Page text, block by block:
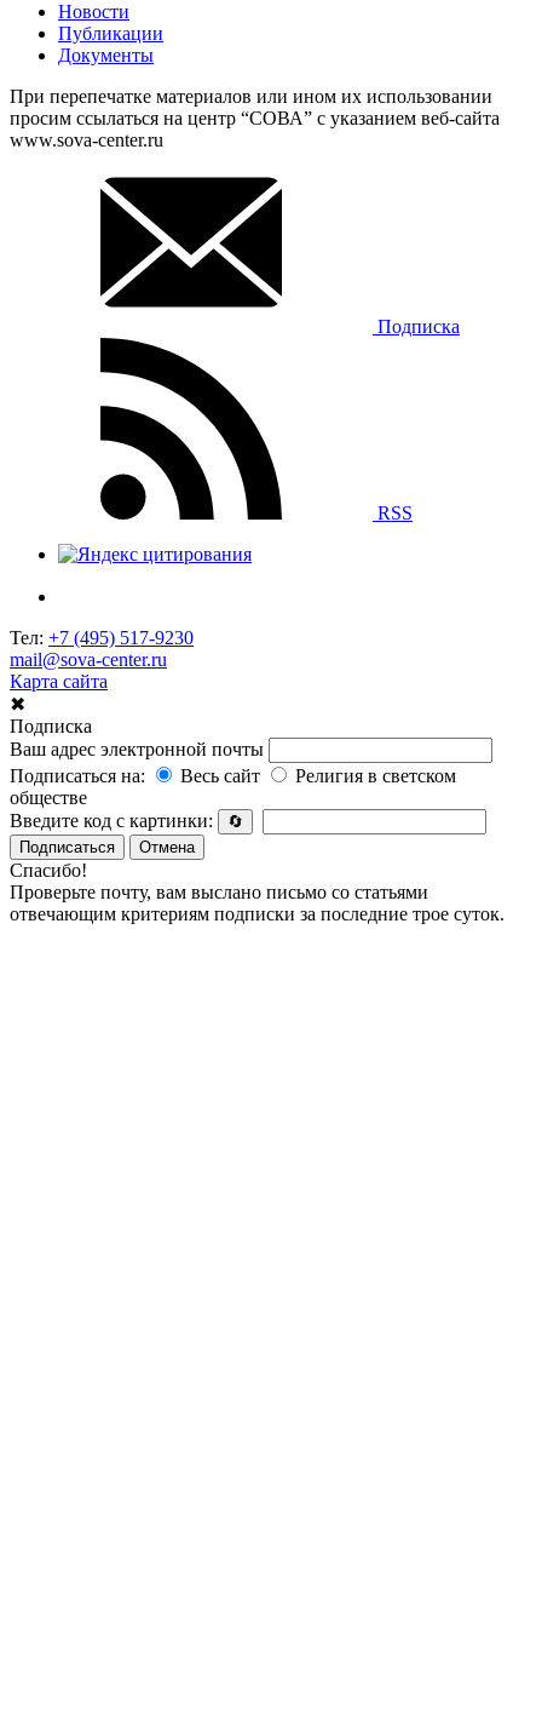
Новости
Публикации
Документы
При перепечатке материалов или ином их использовании
просим ссылаться на центр “СОВА” с указанием веб-сайта
www.sova-center.ru
Подписка
RSS
Тел: +7 (495) 517-9230
mail@sova-center.ru
Карта сайта
✖
Подписка
Ваш адрес электронной почты
Подписаться на:
Весь сайт
Религия в светском
обществе
Введите код с картинки:
🔄
Подписаться
Отмена
Спасибо!
Проверьте почту, вам выслано письмо со статьями
отвечающим критериям подписки за последние трое суток.